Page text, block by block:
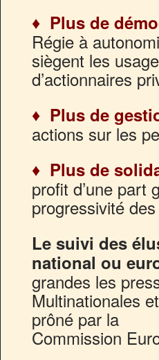
♦ Plus de
Régie à
siègent les
d’actionnaires
♦ Plus de
actions sur les
♦ Plus de
profit d’une part
progressivité
Le suivi des
national ou
grandes les
Multinationales
prôné par la
Commission